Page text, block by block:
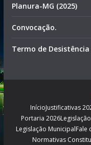
Planura-MG (2025)
Convocação.
Termo de Desistência
InícioJustificativas
Portaria 2026Legislação
Legislação MunicipalFale
Normativas